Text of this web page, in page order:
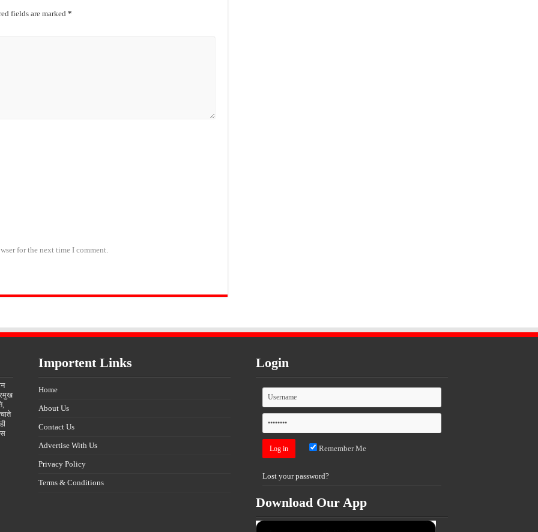
fields are marked *
for the next time I comment.
Importent Links
Home
About Us
Contact Us
Advertise With Us
Privacy Policy
Terms & Conditions
Login
Remember Me
Lost your password?
Download Our App